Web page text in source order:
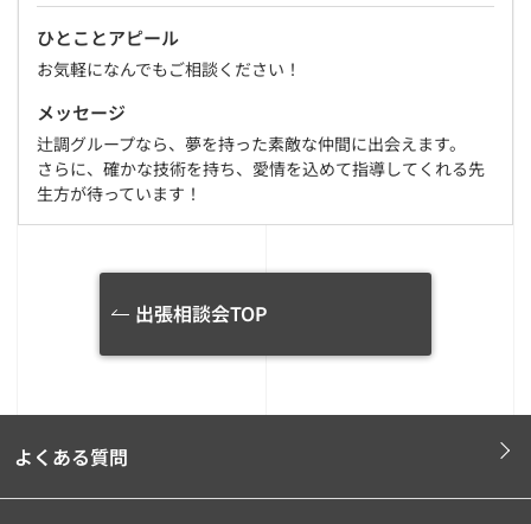
ひとことアピール
お気軽になんでもご相談ください！
メッセージ
辻調グループなら、夢を持った素敵な仲間に出会えます。
さらに、確かな技術を持ち、愛情を込めて指導してくれる先
生方が待っています！
出張相談会TOP
よくある質問